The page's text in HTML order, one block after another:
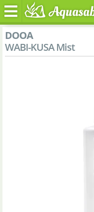
DOOA
WABI-KUSA Mist